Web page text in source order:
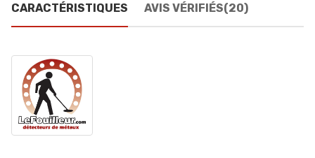
CARACTÉRISTIQUES AVIS VÉRIFIÉS(20)